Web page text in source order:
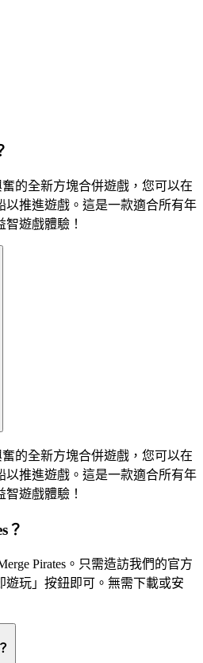
奮的全新方塊合併遊戲，您可以在
以推進遊戲。這是一款適合所有年
遊戲體驗！
奮的全新方塊合併遊戲，您可以在
以推進遊戲。這是一款適合所有年
遊戲體驗！
？
Pirates。只需造訪我們的官方
遊玩」按鈕即可。無需下載或安